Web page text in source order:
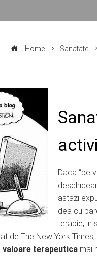
Home Sanatate
Daca “pe
astazi
dea cu
terapie, in
de The New York
valoare terapeutica mai